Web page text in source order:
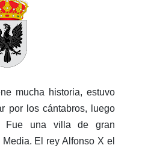
mucha historia, estuvo
por los cántabros, luego
Fue una villa de gran
El rey Alfonso X el